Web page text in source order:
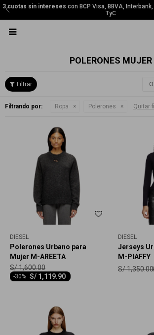
3 cuotas sin intereses con BCP Visa, BBVA,
TyC

POLERONES MUJER
Filtrando por: Ropa Polerones Quitar
DIESEL
Polerones Urbano para
Mujer M-AREETA
S/ 1,119.90
-30
S/1,600.00
DIESEL
Jerseys
M-PIAFFY
S/1,350.00